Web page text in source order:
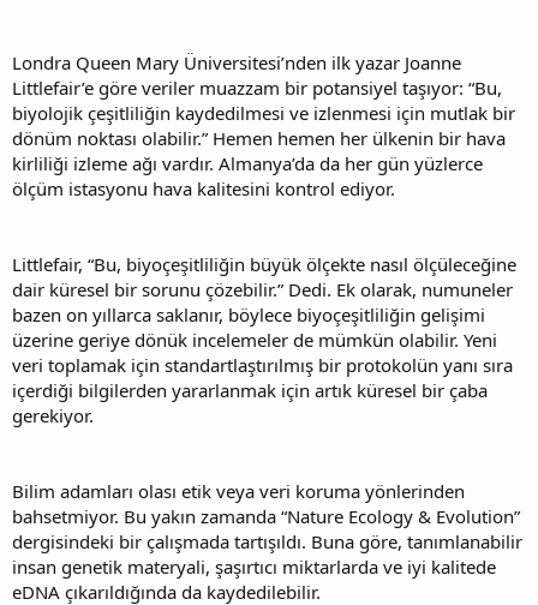
Londra Queen Mary Üniversitesi’nden ilk yazar Joanne
Littlefair’e göre veriler muazzam bir potansiyel taşıyor: “Bu,
biyolojik çeşitliliğin kaydedilmesi ve izlenmesi için mutlak bir
dönüm noktası olabilir.” Hemen hemen her ülkenin bir hava
kirliliği izleme ağı vardır. Almanya’da da her gün yüzlerce
ölçüm istasyonu hava kalitesini kontrol ediyor.
Littlefair, “Bu, biyoçeşitliliğin büyük ölçekte nasıl ölçüleceğine
dair küresel bir sorunu çözebilir.” Dedi. Ek olarak, numuneler
bazen on yıllarca saklanır, böylece biyoçeşitliliğin gelişimi
üzerine geriye dönük incelemeler de mümkün olabilir. Yeni
veri toplamak için standartlaştırılmış bir protokolün yanı sıra
içerdiği bilgilerden yararlanmak için artık küresel bir çaba
gerekiyor.
Bilim adamları olası etik veya veri koruma yönlerinden
bahsetmiyor. Bu yakın zamanda “Nature Ecology & Evolution”
dergisindeki bir çalışmada tartışıldı. Buna göre, tanımlanabilir
insan genetik materyali, şaşırtıcı miktarlarda ve iyi kalitede
eDNA çıkarıldığında da kaydedilebilir.